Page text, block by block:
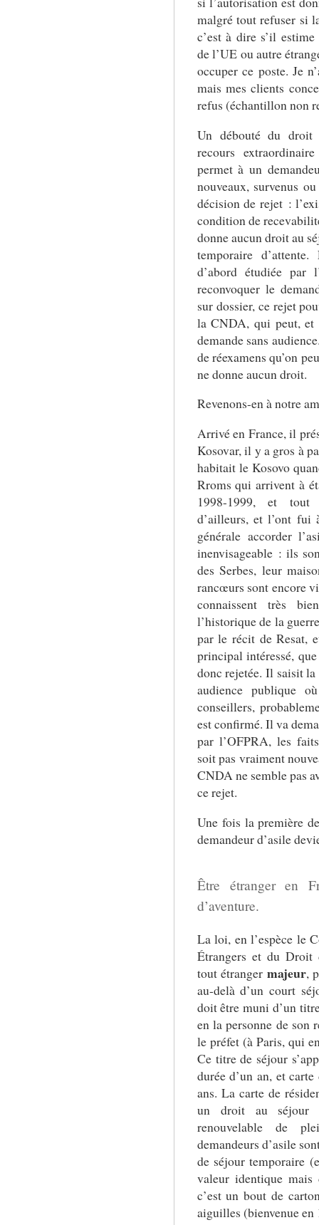
malgré tout refuser si
c’est à dire s’il
de l’UE ou autre
occuper ce poste. Je
mais mes clients
refus (échantillon non
Un débouté du droit
recours
permet à un
nouveaux, survenus
décision de rejet :
condition de
donne aucun droit au
temporaire
d’abord étudiée par
reconvoquer le
sur dossier, ce rejet
la CNDA, qui peut, et
demande sans
de réexamens qu’on
ne donne aucun droit.
Revenons-en à notre
Arrivé en France, il
Kosovar, il y a gros à
habitait le Kosovo
Rroms qui arrivent à
1998-1999, et tout
d’ailleurs, et l’ont fui
générale accorder
inenvisageable : ils
des Serbes, leur
rancœurs sont encore
connaissent très
l’historique de la
par le récit de Resat,
principal intéressé,
donc rejetée. Il saisit
audience publique
conseillers,
est confirmé. Il va
par l’OFPRA, les
soit pas vraiment
CNDA ne semble pas
ce rejet.
Une fois la première
demandeur d’asile
Être étranger en
d’aventure.
La loi, en l’espèce le
Étrangers et du Droit
tout étranger majeur,
au-delà d’un court
doit être muni d’un
en la personne de son
le préfet (à Paris, qui
Ce titre de séjour
durée d’un an, et
ans. La carte de
un droit au séjour
renouvelable de
demandeurs d’asile
de séjour temporaire
valeur identique
c’est un bout de
aiguilles (bienvenue en